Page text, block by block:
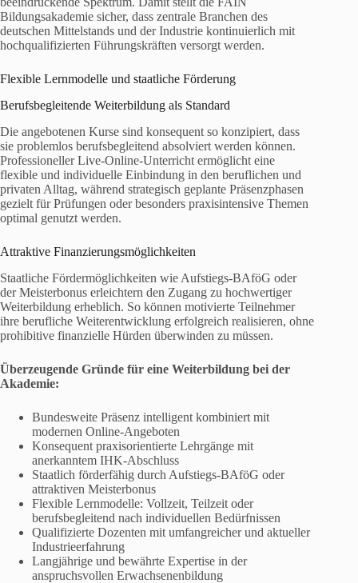
Bildungsakademie sicher, dass zentrale Branchen des
deutschen Mittelstands und der Industrie kontinuierlich mit
hochqualifizierten Führungskräften versorgt werden.
Flexible Lernmodelle und staatliche Förderung
Berufsbegleitende Weiterbildung als Standard
Die angebotenen Kurse sind konsequent so konzipiert, dass
sie problemlos berufsbegleitend absolviert werden können.
Professioneller Live-Online-Unterricht ermöglicht eine
flexible und individuelle Einbindung in den beruflichen und
privaten Alltag, während strategisch geplante Präsenzphasen
gezielt für Prüfungen oder besonders praxisintensive Themen
optimal genutzt werden.
Attraktive Finanzierungsmöglichkeiten
Staatliche Fördermöglichkeiten wie Aufstiegs-BAföG oder
der Meisterbonus erleichtern den Zugang zu hochwertiger
Weiterbildung erheblich. So können motivierte Teilnehmer
ihre berufliche Weiterentwicklung erfolgreich realisieren, ohne
prohibitive finanzielle Hürden überwinden zu müssen.
Überzeugende Gründe für eine Weiterbildung bei der
Akademie:
Bundesweite Präsenz intelligent kombiniert mit
modernen Online-Angeboten
Konsequent praxisorientierte Lehrgänge mit
anerkanntem IHK-Abschluss
Staatlich förderfähig durch Aufstiegs-BAföG oder
attraktiven Meisterbonus
Flexible Lernmodelle: Vollzeit, Teilzeit oder
berufsbegleitend nach individuellen Bedürfnissen
Qualifizierte Dozenten mit umfangreicher und aktueller
Industrieerfahrung
Langjährige und bewährte Expertise in der
anspruchsvollen Erwachsenenbildung